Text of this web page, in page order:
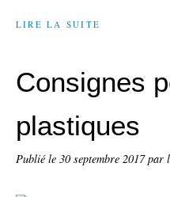
LIRE LA SUITE
Consignes
plastiques
Publié le 30 septembre 2017par